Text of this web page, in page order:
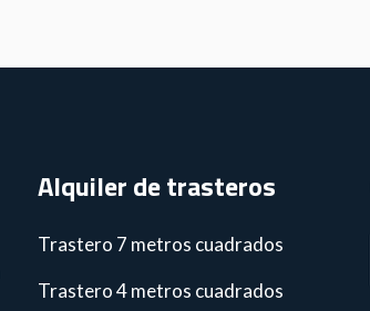
Alquiler de trasteros
Trastero 7 metros cuadrados
Trastero 4 metros cuadrados